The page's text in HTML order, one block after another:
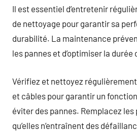
Il est essentiel d’entretenir
de nettoyage pour garantir sa
durabilité. La maintenance
les pannes et d’optimiser la
Vérifiez et nettoyez
et câbles pour garantir un
éviter des pannes. Remplacez
qu’elles n’entraînent des